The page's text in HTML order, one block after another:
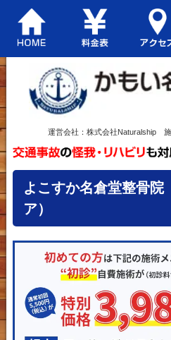
運営会社：株式会社Naturalship
よこすか名倉堂整骨院
ア）